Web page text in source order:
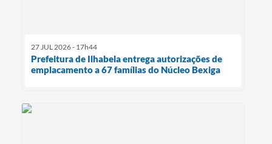
27 JUL 2026 - 17h44
Prefeitura de Ilhabela entrega autorizações de
emplacamento a 67 famílias do Núcleo Bexiga